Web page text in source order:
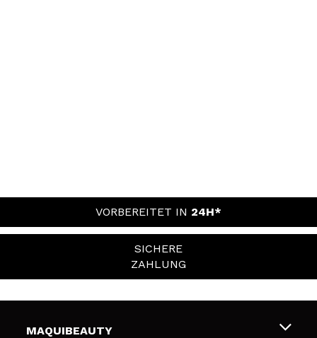
VORBEREITET IN 24H*
SICHERE
ZAHLUNG
MAQUIBEAUTY